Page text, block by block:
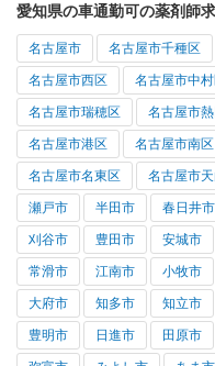
愛知県の車通勤可の薬剤師
名古屋市 名古屋市千種区
名古屋市西区 名古屋市中
名古屋市瑞穂区 名古屋市
名古屋市港区 名古屋市南区
名古屋市名東区 名古屋市
瀬戸市 半田市 春日井市
刈谷市 豊田市 安城市
常滑市 江南市 小牧市
大府市 知多市 知立市
豊明市 日進市 田原市